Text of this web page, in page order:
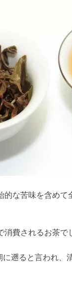
な苦味を含め
費されるお茶
遡ると言われ、